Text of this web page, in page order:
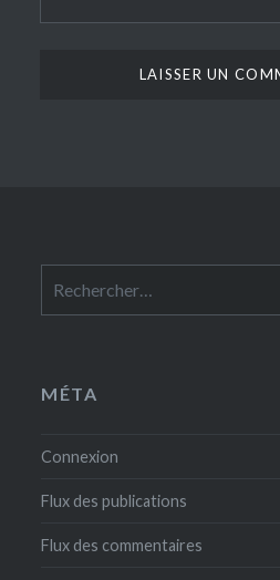
MÉTA
Connexion
Flux des publications
Flux des commentaires